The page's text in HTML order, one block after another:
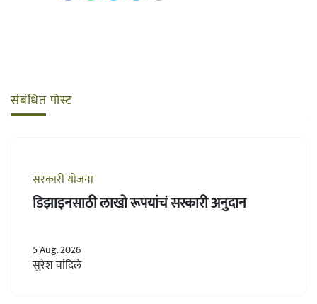
संबंधित पोस्ट
सरकारी योजना
डिझाइनसाठी लाखो रूपयांचं सरकारी अनुदान
5 Aug. 2026
सुरेश वांदिले